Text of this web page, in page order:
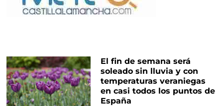
El fin de semana será
soleado sin lluvia y con
temperaturas veraniegas
en casi todos los puntos de
España